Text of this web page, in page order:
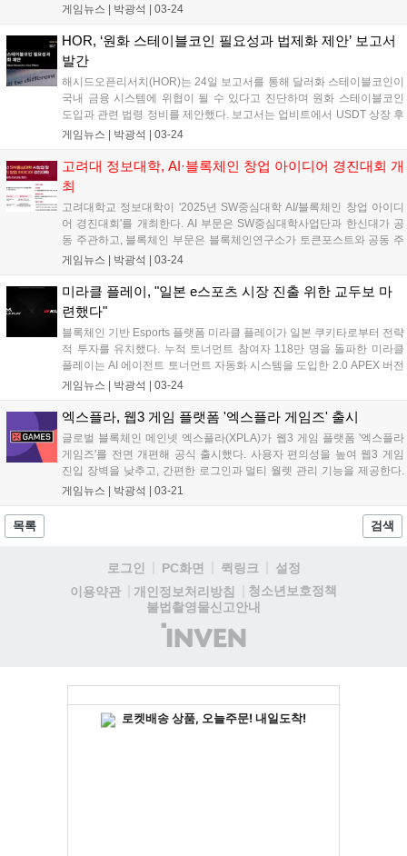
정이다. 임영준 대표는 파트너십 확장 및 서비스 강화를 통해 경쟁력 증
경쟁력 강화를 위해 노력하겠다고 말했다....
게임뉴스 | 박광석 | 03-24
HOR, ‘원화 스테이블코인 필요성과 법제화 제안’ 보고서
발간
해시드오픈리서치(HOR)는 24일 보고서를 통해 달러화 스테이블코인이
국내 금융 시스템에 위협이 될 수 있다고 진단하며 원화 스테이블코인
도입과 관련 법령 정비를 제안했다. 보고서는 업비트에서 USDT 상장 후
전체 자본 유출의 60%가 USDT를 통해 이뤄졌으며, 가상자산 해외 유출
내 디지털 자산 시장 경쟁력 강화에 기여하고, 가상자산 시장 왜곡 현상
해소에 도움이 될 것이라고 설명했다....
게임뉴스 | 박광석 | 03-24
고려대 정보대학, AI·블록체인 창업 아이디어 경진대회 개
최
고려대학교 정보대학이 '2025년 SW중심대학 AI/블록체인 창업 아이디
어 경진대회'를 개최한다. AI 부문은 SW중심대학사업단과 한신대가 공
동 주관하고, 블록체인 부문은 블록체인연구소가 토큰포스트와 공동 주
관한다. 3월 21일부터 4월 25일까지 접수하며, 5월 16일 고려대학교에
게임뉴스 | 박광석 | 03-24
미라클 플레이, "일본 e스포츠 시장 진출 위한 교두보 마
련했다"
블록체인 기반 Esports 플랫폼 미라클 플레이가 일본 쿠키타로부터 전략
적 투자를 유치했다. 누적 토너먼트 참여자 118만 명을 돌파한 미라클
플레이는 AI 에이전트 토너먼트 자동화 시스템을 도입한 2.0 APEX 버전
을 공개했다. 이달 말 AI 에이전트 기반 레이싱 게임 AI 그랑프리의 베타
구축, Web3 생태계 확장 프로젝트를 공동 추진할 계획이다....
게임뉴스 | 박광석 | 03-24
엑스플라, 웹3 게임 플랫폼 '엑스플라 게임즈' 출시
글로벌 블록체인 메인넷 엑스플라(XPLA)가 웹3 게임 플랫폼 '엑스플라
게임즈'를 전면 개편해 공식 출시했다. 사용자 편의성을 높여 웹3 게임
진입 장벽을 낮추고, 간편한 로그인과 멀티 월렛 관리 기능을 제공한다.
하반기에는 게임 랭킹, 이벤트 정보, 유저 보상 등 다양한 게임 경험을 제
게임뉴스 | 박광석 | 03-21
목록 검색
로그인 PC화면 퀵링크
설정
이용약관
개인정보처리방침
청소년보호정책
불법촬영물신고안내
(주)
인